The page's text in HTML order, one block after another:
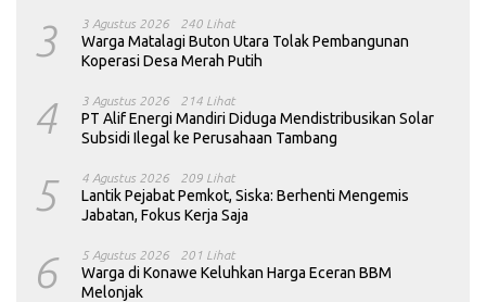
3 3 Agustus 2026 240 Lihat
Warga Matalagi Buton Utara Tolak Pembangunan
Koperasi Desa Merah Putih
4 3 Agustus 2026 214 Lihat
PT Alif Energi Mandiri Diduga Mendistribusikan Solar
Subsidi Ilegal ke Perusahaan Tambang
5 4 Agustus 2026 209 Lihat
Lantik Pejabat Pemkot, Siska: Berhenti Mengemis
Jabatan, Fokus Kerja Saja
6 5 Agustus 2026 201 Lihat
Warga di Konawe Keluhkan Harga Eceran BBM
Melonjak